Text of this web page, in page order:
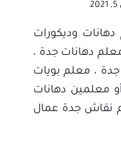
وديكورات
دهانات جدة ،
، معلم بويات
معلمين دهانات
نقاش جدة عمال